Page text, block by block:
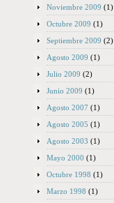
Noviembre 2009 (1)
Octubre 2009 (1)
Septiembre 2009 (2)
Agosto 2009 (1)
Julio 2009 (2)
Junio 2009 (1)
Agosto 2007 (1)
Agosto 2005 (1)
Agosto 2003 (1)
Mayo 2000 (1)
Octubre 1998 (1)
Marzo 1998 (1)